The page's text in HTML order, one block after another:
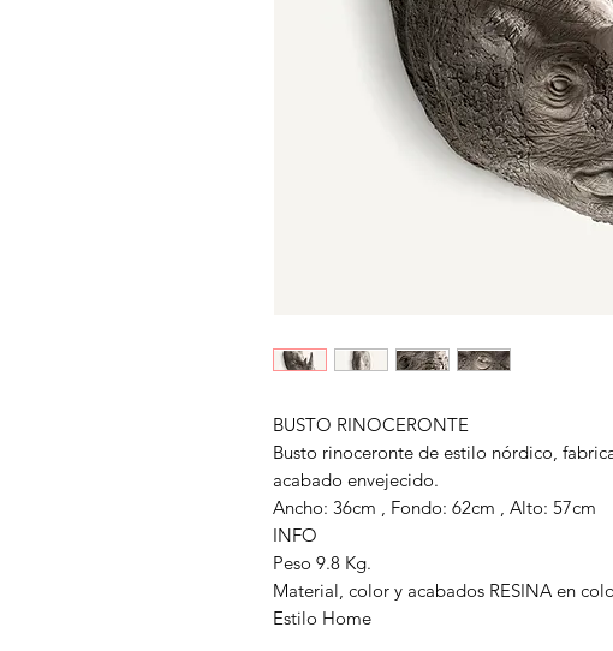
BUSTO RINOCERONTE
Busto rinoceronte de estilo nórdico,
acabado envejecido.
Ancho: 36cm , Fondo: 62cm , Alto: 57cm
INFO
Peso 9.8 Kg.
Material, color y acabados RESINA en
Estilo Home